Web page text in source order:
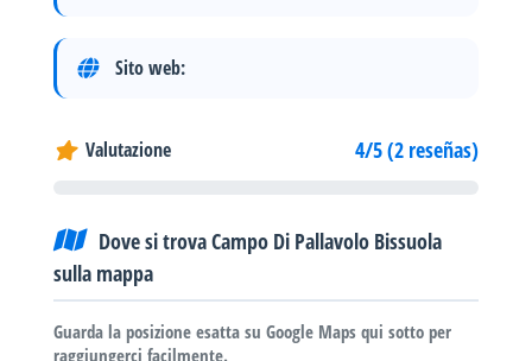
Sito web:
Valutazione 4/5 (2 reseñas)
Dove si trova Campo Di Pallavolo Bissuola
sulla mappa
Guarda la posizione esatta su Google Maps qui sotto per
raggiungerci facilmente.